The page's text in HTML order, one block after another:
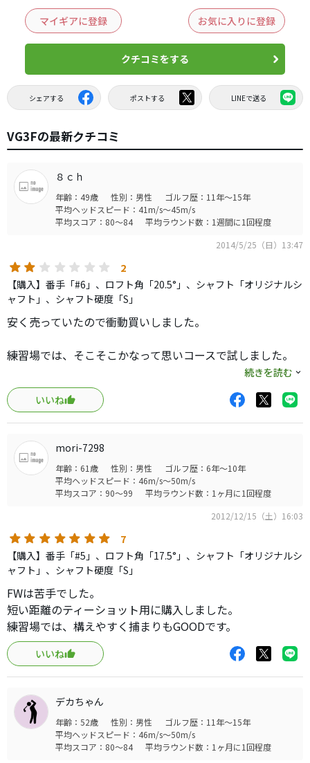
マイギアに登録 お気に入りに登録
クチコミをする
シェアする ポストする LINEで送る
VG3Fの最新クチコミ
８ｃｈ
年齢：49歳 性別：男性
ゴルフ歴：11年～15年
平均ヘッドスピード：41m/s～45m/s
平均スコア：80～84
平均ラウンド数：1週間に1回程度
2014/5/25（日）13:47
2
【購入】番手「#6」、ロフト角「20.5°」、シャフト「オリジナルシ
ャフト」、シャフト硬度「S」
安く売っていたので衝動買いしました。
練習場では、そこそこかなって思いコースで試しました。
ティーショット、ロングの２打目等ためしに
色々な場面で使いましたが
全て、吹け上がってしまいました。かっこよく言えばめく
れ球？
６アイアンと同じしか飛ばなかったです。
球が上がらなくて悩んでいる方にはいいかもしれないです
私には、合わなかった為即売りしました
続きを読む
いいね
mori-7298
年齢：61歳 性別：男性
ゴルフ歴：6年～10年
平均ヘッドスピード：46m/s～50m/s
平均スコア：90～99
平均ラウンド数：1ヶ月に1回程度
2012/12/15（土）16:03
7
【購入】番手「#5」、ロフト角「17.5°」、シャフト「オリジナルシ
ャフト」、シャフト硬度「S」
FWは苦手でした。
短い距離のティーショット用に購入しました。
練習場では、構えやすく捕まりもGOODです。
いいね
デカちゃん
年齢：52歳 性別：男性
ゴルフ歴：11年～15年
平均ヘッドスピード：46m/s～50m/s
平均スコア：80～84
平均ラウンド数：1ヶ月に1回程度